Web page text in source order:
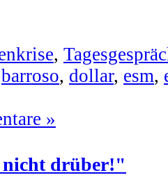
,
barroso, dollar, esm,
»
nicht drüber!"